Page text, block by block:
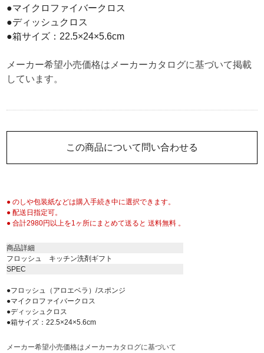
この商品について問い合わせる
● のしや包装紙などは購入手続き中に選択できます。
● 配送日指定可。
● 合計2980円以上を1ヶ所にまとめて送ると 送料無料 。
商品詳細
フロッシュ キッチン洗剤ギフト
SPEC
●フロッシュ（アロエベラ）/スポンジ
●マイクロファイバークロス
●ディッシュクロス
●箱サイズ：22.5×24×5.6cm
メーカー希望小売価格はメーカーカタログに基づいて
●マイクロファイバークロス
●ディッシュクロス
●箱サイズ：22.5×24×5.6cm
メーカー希望小売価格はメーカーカタログに基づいて掲載
しています。